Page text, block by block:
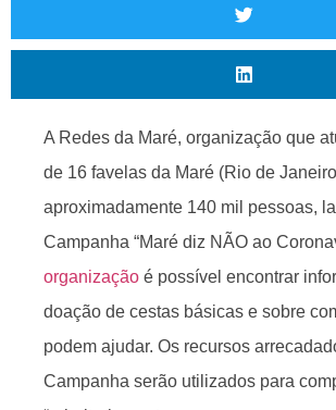
A Redes da Maré, organização que
de 16 favelas da Maré (Rio de
aproximadamente 140 mil pessoas,
Campanha “Maré diz NÃO ao
organização é possível encontrar
doação de cestas básicas e sobre
podem ajudar. Os recursos
Campanha serão utilizados para